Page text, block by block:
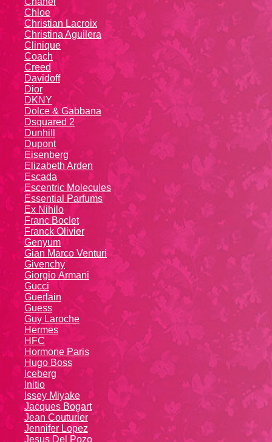
Chloe
Christian Lacroix
Christina Aguilera
Cliniquе
Coach
Creed
Davidoff
Dior
DKNY
Dolce & Gabbana
Dsquared 2
Dunhill
Dupont
Eisenberg
Elizabeth Arden
Escada
Escentric Molecules
Essential Parfums
Ex Nihilo
Franc Boclet
Franck Olivier
Genyum
Gian Marco Venturi
Givenchy
Giоrgio Аrmаni
Gucci
Guerlain
Guess
Guy Laroche
Hermes
HFC
Hormone Paris
Hugo Boss
Iceberg
Initio
Issey Miyake
Jacques Bogart
Jean Couturier
Jennifer Lopez
Jesus Del Pozo